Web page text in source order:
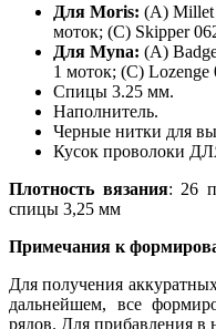
Для Moris: (А) Millet
моток; (С) Skipper
Для Myna: (А)
1 моток; (С)
Спицы 3.25 мм.
Наполнитель.
Черные нитки для
Кусок проволоки
Плотность вязания: 26
спицы 3,25 мм
Примечания к
Для получения
дальнейшем, все
рядов. Для прибавления в